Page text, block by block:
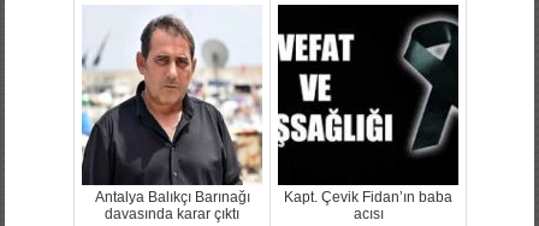
Antalya Balıkçı Barınağı
davasında karar çıktı
Kapt. Çevik Fidan’ın baba
acısı